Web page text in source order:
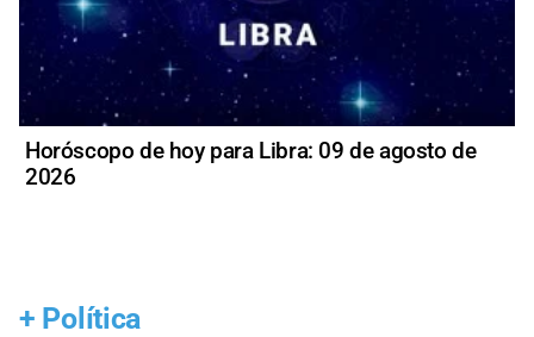
Horóscopo de hoy para Libra: 09 de agosto de
2026
+ Política